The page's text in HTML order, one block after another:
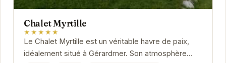
Chalet Myrtille
★★★★★
Le Chalet Myrtille est un véritable havre de paix,
idéalement situé à Gérardmer. Son atmosphère